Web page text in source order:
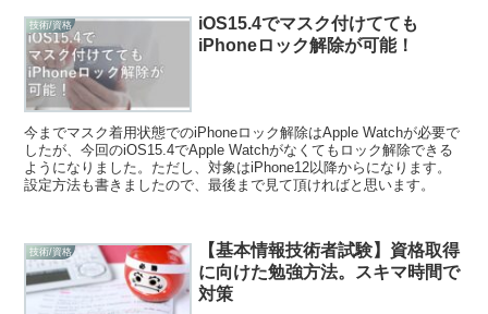
技術/資格
iOS15.4でマスク付けてても
iPhoneロック解除が可能！
今までマスク着用状態でのiPhoneロック解除はApple Watchが必要で
したが、今回のiOS15.4でApple Watchがなくてもロック解除できる
ようになりました。ただし、対象はiPhone12以降からになります。
設定方法も書きましたので、最後まで見て頂ければと思います。
技術/資格
【基本情報技術者試験】資格取得
に向けた勉強方法。スキマ時間で
対策